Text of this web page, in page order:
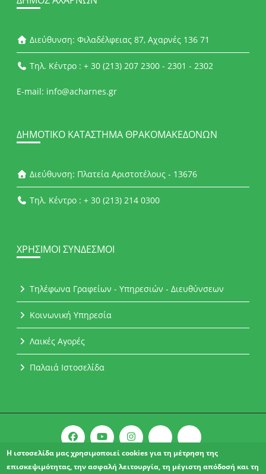
Διεύθυνση: Φιλαδέλφειας 87, Αχαρνές 136 71
Τηλ. Κέντρο : + 30 (213) 207 2300 - 2301 - 2302
E-mail: info@acharnes.gr
ΔΗΜΟΤΙΚΌ ΚΑΤΆΣΤΗΜΑ ΘΡΑΚΟΜΑΚΕΔΌΝΩΝ
Διεύθυνση: Πλατεία Αριστοτέλους - 13676
Τηλ. Κέντρο : + 30 (213) 214 0300
ΧΡΉΣΙΜΟΙ ΣΎΝΔΕΣΜΟΙ
Τηλέφωνα Γραφείων - Υπηρεσιών - Διευθύνσεων
Κοινωνική Υπηρεσία
Λαικές Αγορές
Παλαιά Ιστοσελίδα
Η ιστοσελίδα μας χρησιμοποιεί cookies για τη μέτρηση της
επισκεψιμότητας, την ασφαλή λειτουργία, τη μέγιστη απόδοσή και τη